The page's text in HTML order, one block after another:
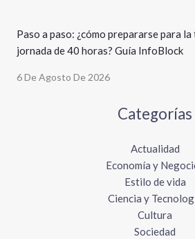
Paso a paso: ¿cómo prepararse para
jornada de 40 horas? Guía InfoBlock
6 De Agosto De 2026
Categorías
Actualidad
Economía y
Estilo de vida
Ciencia y
Cultura
Sociedad